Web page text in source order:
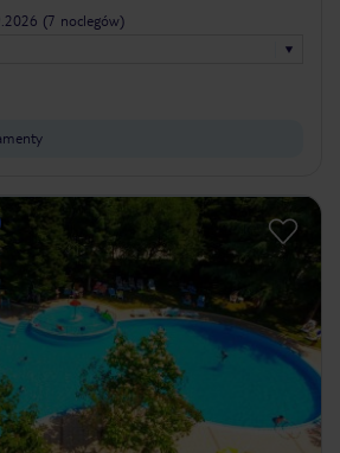
(7 noclegów)